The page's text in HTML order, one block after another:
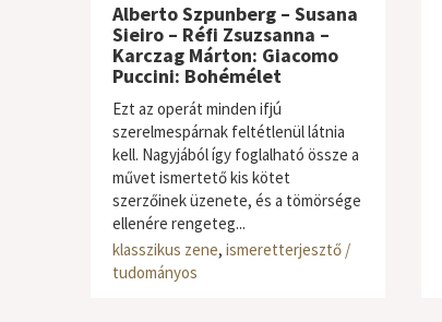
Alberto Szpunberg – Susana
Sieiro – Réfi Zsuzsanna –
Karczag Márton: Giacomo
Puccini: Bohémélet
Ezt az operát minden ifjú
szerelmespárnak feltétlenül látnia
kell. Nagyjából így foglalható össze a
művet ismertető kis kötet
szerzőinek üzenete, és a tömörsége
ellenére rengeteg...
klasszikus zene, ismeretterjesztő /
tudományos